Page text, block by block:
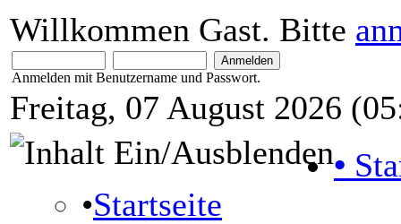
Willkommen Gast. Bitte
Anmelden mit Benutzername und Passwort.
Freitag, 07 August 2026
•
•Startseite